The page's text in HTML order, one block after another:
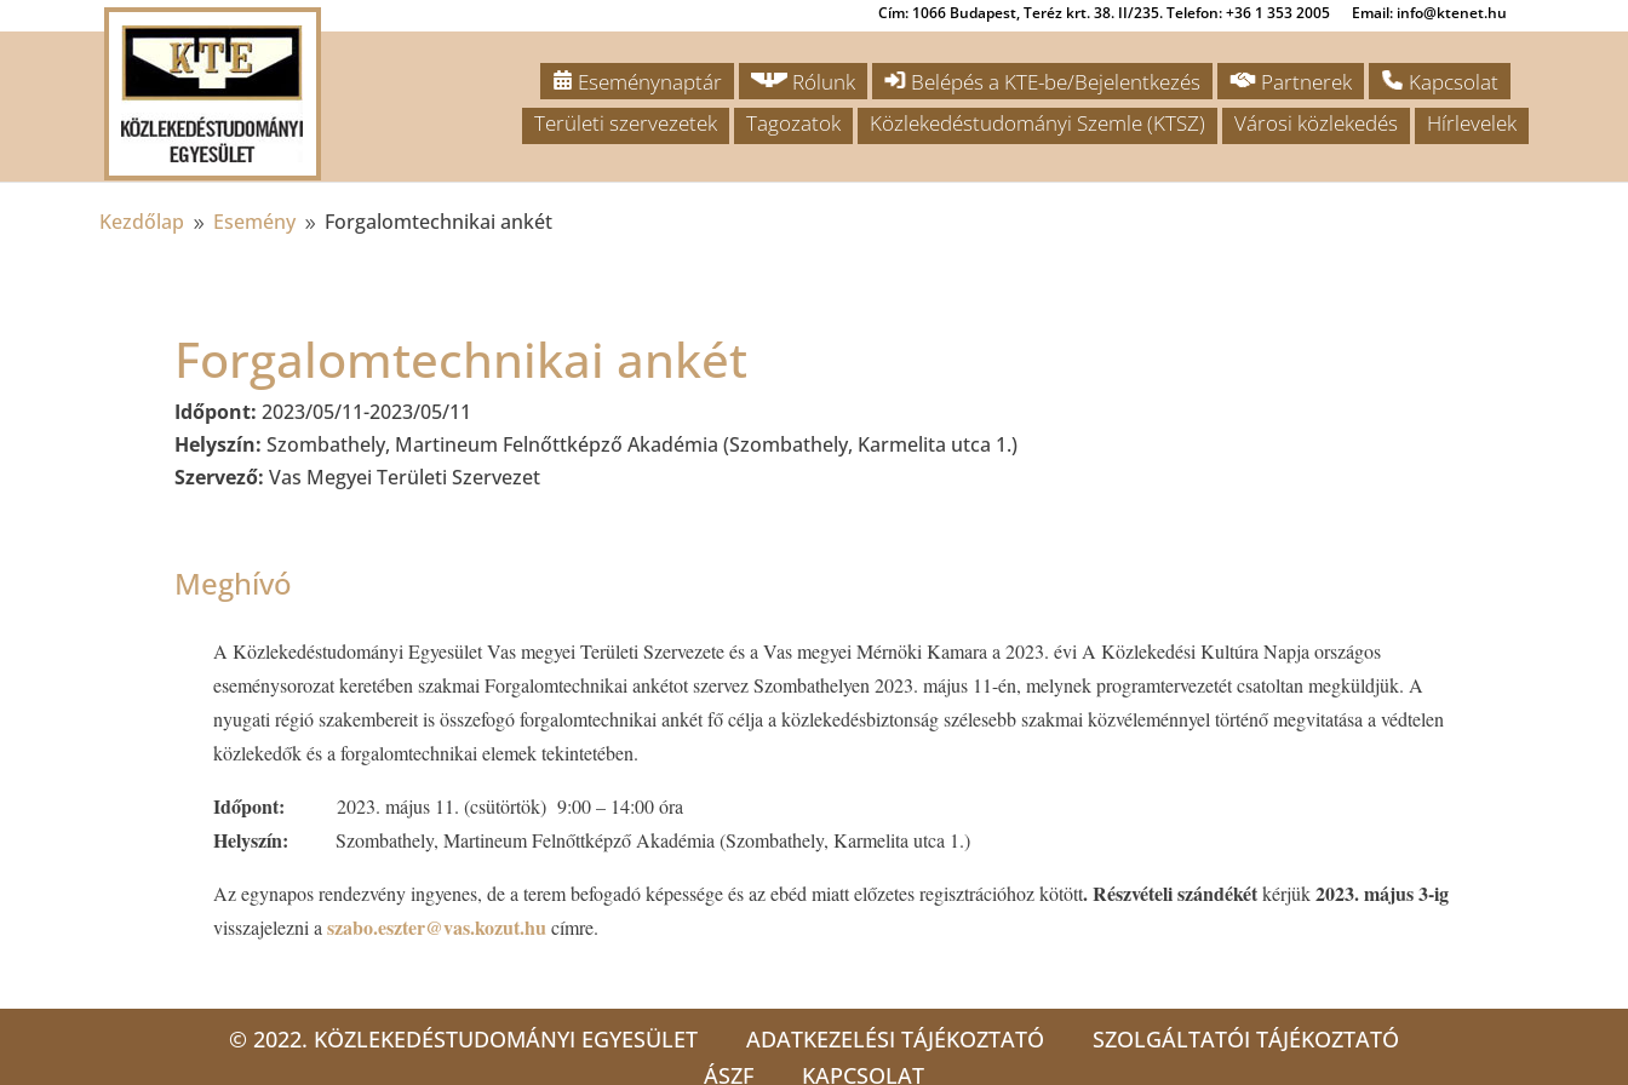
Cím: 1066 Budapest, Teréz krt. 38. II/235. Telefon: +36 1 353 2005 Email: info@ktenet.hu
Eseménynaptár Rólunk Belépés a KTE-be/Bejelentkezés Partnerek
Kapcsolat
.Területi szervezetek Tagozatok Közlekedéstudományi Szemle (KTSZ) Városi közlekedés Hírlevelek
Kezdőlap 9 Esemény 9 Forgalomtechnikai ankét
Forgalomtechnikai ankét
Időpont: 2023/05/11-2023/05/11
Helyszín: Szombathely, Martineum Felnőttképző Akadémia (Szombathely, Karmelita utca 1.)
Szervező: Vas Megyei Területi Szervezet
Meghívó
A Közlekedéstudományi Egyesület Vas megyei Területi Szervezete és a Vas megyei Mérnöki Kamara a 2023. évi A Közlekedési Kultúra Napja országos
eseménysorozat keretében szakmai Forgalomtechnikai ankétot szervez Szombathelyen 2023. május 11-én, melynek programtervezetét csatoltan megküldjük. A
nyugati régió szakembereit is összefogó forgalomtechnikai ankét fő célja a közlekedésbiztonság szélesebb szakmai közvéleménnyel történő megvitatása a védtelen
közlekedők és a forgalomtechnikai elemek tekintetében.
Időpont: 2023. május 11. (csütörtök) 9:00 – 14:00 óra
Helyszín: Szombathely, Martineum Felnőttképző Akadémia (Szombathely, Karmelita utca 1.)
Az egynapos rendezvény ingyenes, de a terem befogadó képessége és az ebéd miatt előzetes regisztrációhoz kötött. Részvételi szándékétkérjük2023. május 3-ig
visszajelezni aszabo.eszter@vas.kozut.hucímre.
© 2022. KÖZLEKEDÉSTUDOMÁNYI EGYESÜLET ADATKEZELÉSI TÁJÉKOZTATÓ
SZOLGÁLTATÓI TÁJÉKOZTATÓ
ÁSZF
KAPCSOLAT